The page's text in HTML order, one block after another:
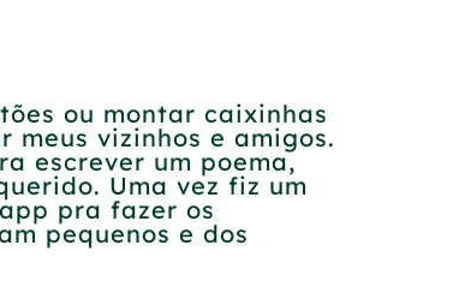
ou montar caixinhas
vizinhos e amigos.
escrever um poema,
Uma vez fiz um
pra fazer os
pequenos e dos